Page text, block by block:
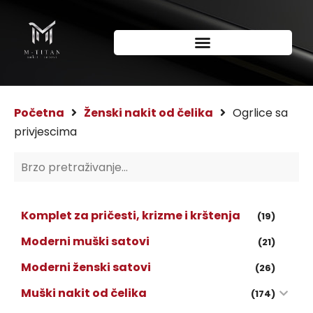
Početna Ženski nakit od čelika
Ogrlice sa
privjescima
Komplet za pričesti, krizme i krštenja (19)
Moderni muški satovi (21)
Moderni ženski satovi (26)
Muški nakit od čelika (174)